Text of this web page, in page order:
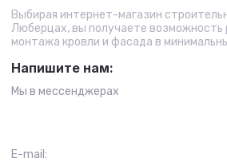
Выбирая интернет-магазин
Люберцах, вы получаете возможность
монтажа кровли и фасада в
Напишите нам:
Мы в мессенджерах
E-mail: